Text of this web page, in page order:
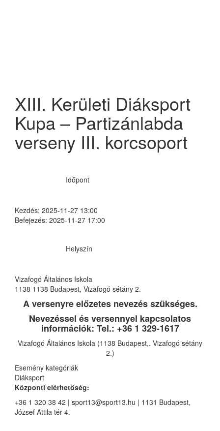
XIII. Kerületi Diáksport
Kupa – Partizánlabda
verseny III. korcsoport
Időpont
Kezdés: 2025-11-27 13:00
Befejezés: 2025-11-27 17:00
Helyszín
Vizafogó Általános Iskola
1138 1138 Budapest, Vizafogó sétány 2.
A versenyre előzetes nevezés szükséges.
Nevezéssel és versennyel kapcsolatos
információk: Tel.: +36 1 329-1617
Vizafogó Általános Iskola (1138 Budapest,. Vizafogó sétány
2.)
Esemény kategóriák
Diáksport
Központi elérhetőség:
+36 1 320 38 42 | sport13@sport13.hu | 1131 Budapest,
József Attila tér 4.